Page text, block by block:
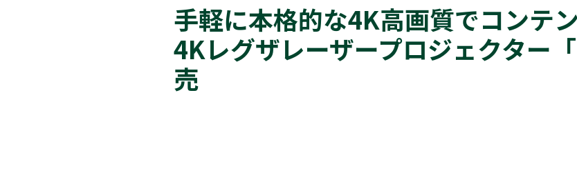
手軽に本格的な4K高画質でコンテ
4Kレグザレーザープロジェクター
売